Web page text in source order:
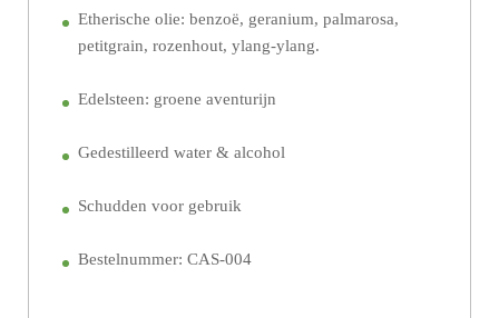
Etherische olie: benzoë, geranium, palmarosa,
petitgrain, rozenhout, ylang-ylang.
Edelsteen: groene aventurijn
Gedestilleerd water & alcohol
Schudden voor gebruik
Bestelnummer: CAS-004